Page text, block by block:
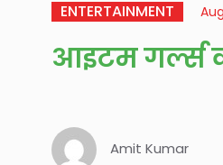
ENTERTAINMENT
आइटम गर्ल्स
Amit Kumar